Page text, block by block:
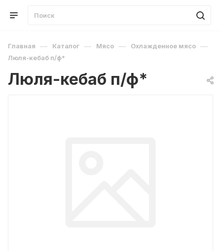
Главная — Каталог — Мясо — Охлажденное мясо —
Люля-кебаб п/ф*
Люля-кебаб п/ф*